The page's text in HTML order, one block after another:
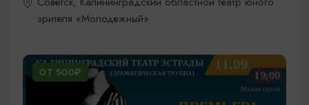
зрителя «Молодежный»
ОТ 500₽